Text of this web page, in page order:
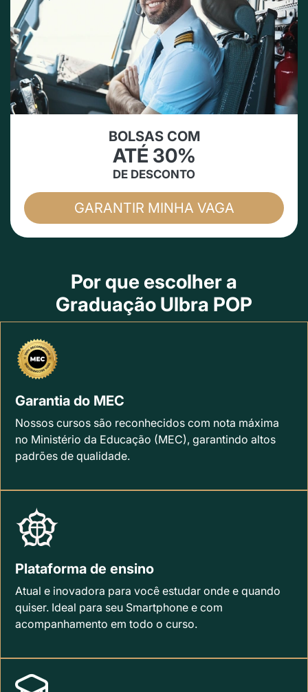
BOLSAS COM
ATÉ 30%
DE DESCONTO
GARANTIR MINHA VAGA
Por que escolher a
Graduação Ulbra POP
Garantia do MEC
Nossos cursos são reconhecidos com nota máxima
no Ministério da Educação (MEC), garantindo altos
padrões de qualidade.
Plataforma de ensino
Atual e inovadora para você estudar onde e quando
quiser. Ideal para seu Smartphone e com
acompanhamento em todo o curso.